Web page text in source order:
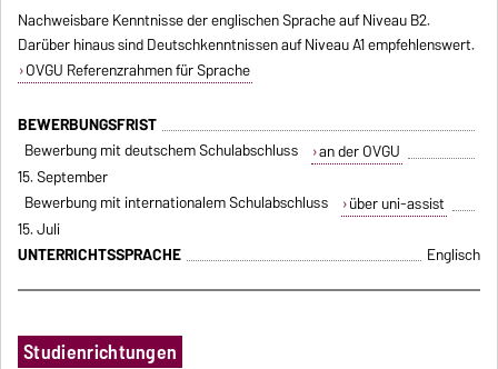
Nachweisbare Kenntnisse der englischen Sprache auf Niveau B2.
Darüber hinaus sind Deutschkenntnissen auf Niveau A1 empfehlenswert.
OVGU Referenzrahmen für Sprache
BEWERBUNGSFRIST
Bewerbung mit deutschem Schulabschluss
an der OVGU
15. September
Bewerbung mit internationalem Schulabschluss
über uni-assist
15. Juli
UNTERRICHTSSPRACHE
Englisch
Studienrichtungen